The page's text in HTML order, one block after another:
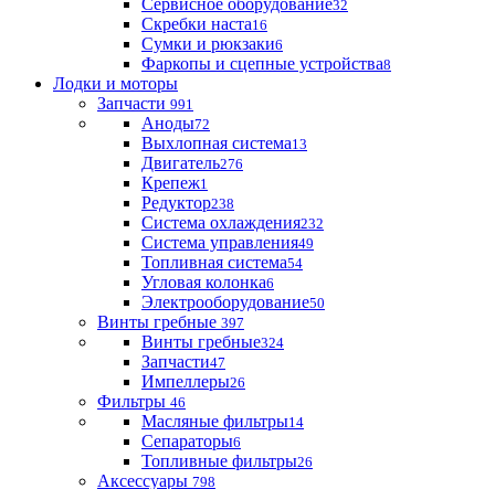
Сервисное оборудование32
Скребки наста16
Сумки и рюкзаки6
Фаркопы и сцепные устройства8
Лодки и моторы
Запчасти 991
Аноды72
Выхлопная система13
Двигатель276
Крепеж1
Редуктор238
Система охлаждения232
Система управления49
Топливная система54
Угловая колонка6
Электрооборудование50
Винты гребные 397
Винты гребные324
Запчасти47
Импеллеры26
Фильтры 46
Масляные фильтры14
Сепараторы6
Топливные фильтры26
Аксессуары 798